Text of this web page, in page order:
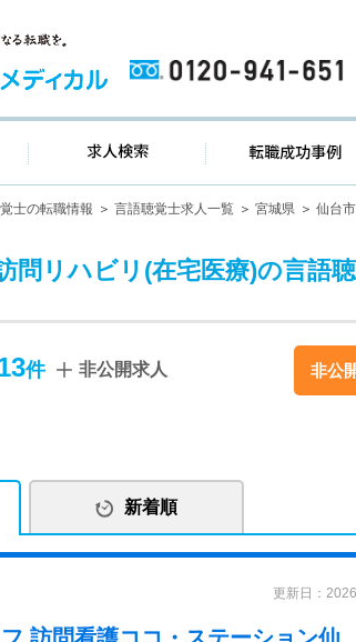
ご利用ガイド 求人検索
士の転職情報 言語聴覚士求人一覧 宮城県 仙台市
問リハビリ(在宅医療)の言語
非公開求人 非公
新着順
更新日：